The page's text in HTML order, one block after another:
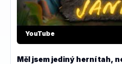
YouTube
Měl jsem jediný herní tah,